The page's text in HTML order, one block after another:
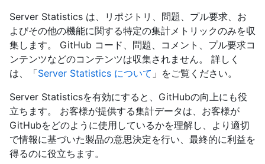
Server Statistics は、リポジトリ、問題、プル要求、お
よびその他の機能に関する特定の集計メトリックのみを収
集します。 GitHub コード、問題、コメント、プル要求コ
ンテンツなどのコンテンツは収集されません。 詳しく
は、「Server Statistics について 」をご覧ください。
Server Statisticsを有効にすると、GitHubの向上にも役
立ちます。 お客様が提供する集計データは、お客様が
GitHubをどのように使用しているかを理解し、より適切
で情報に基づいた製品の意思決定を行い、最終的に利益を
得るのに役立ちます。